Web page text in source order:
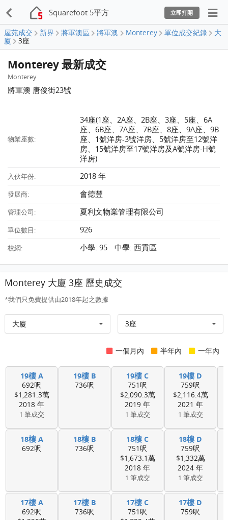
Squarefoot 5平方 立即打開
屋苑成交 新界 將軍澳區 將軍澳 Monterey 單位成交紀錄
大
廈
3座
Monterey 最新成交
Monterey
將軍澳 唐俊街23號
物業座數:
34座(1座、2A座、2B座、3座、5座、6A
座、6B座、7A座、7B座、8座、9A座、9B
座、1號洋房-3號洋房、5號洋房至12號洋
房、15號洋房至17號洋房及A號洋房-H號
洋房)
入伙年份: 2018 年
發展商: 會德豐
管理公司: 夏利文物業管理有限公司
單位數目: 926
校網: 小學: 95 中學: 西貢區
Monterey 大廈 3座 歷史成交
*我們只免費提供由2018年起之數據
大廈 3座
一個月內 半年內 一年內
19樓 A
692呎
$1,281.3萬
2018 年
1 筆成交
19樓 B
736呎
19樓 C
751呎
$2,090.3萬
2019 年
1 筆成交
19樓 D
759呎
$2,116.4萬
2021 年
1 筆成交
18樓 A
692呎
18樓 B
736呎
18樓 C
751呎
$1,673.1萬
2018 年
1 筆成交
18樓 D
759呎
$1,332萬
2024 年
1 筆成交
17樓 A
692呎
17樓 B
736呎
17樓 C
751呎
17樓 D
759呎